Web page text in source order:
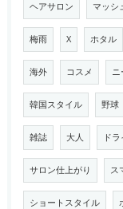
ヘアサロン マッシ
梅雨 X ホタル
海外 コスメ ニ
韓国スタイル 野球
雑誌 大人 ド
サロン仕上がり ス
ショートスタイル